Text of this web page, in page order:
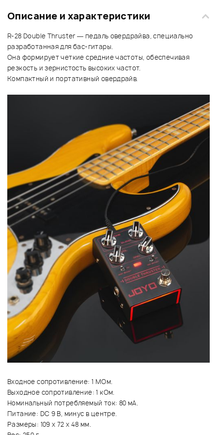
Описание и характеристики
R-28 Double Thruster — педаль овердрайва, специально
разработанная для бас-гитары.
Она формирует четкие средние частоты, обеспечивая
резкость и зернистость высоких частот.
Компактный и портативный овердрайв.
Входное сопротивление: 1 МОм.
Выходное сопротивление: 1 кОм.
Номинальный потребляемый ток: 80 мА.
Питание: DC 9 В, минус в центре.
Размеры: 109 х 72 х 48 мм.